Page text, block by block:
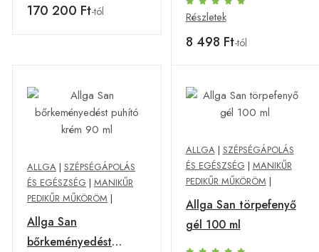
170 200 Ft-tól Részletek
8 498 Ft-tól
ALLGA | SZÉPSÉGÁPOLÁS
ÉS EGÉSZSÉG | MANIKŰR
PEDIKŰR MŰKÖRÖM |
Allga San
bőrkeményedést
ALLGA| SZÉPSÉGÁPOLÁS
ÉS EGÉSZSÉG | MANIKŰR
PEDIKŰR MŰKÖRÖM |
Allga San törpefenyő
gél 100 ml